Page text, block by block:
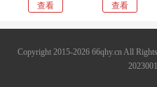
查看 查看
Copyright 2015-2026 66qhy.cn All